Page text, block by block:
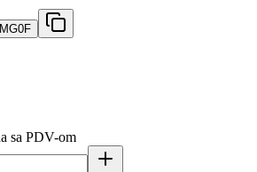
sa PDV-om